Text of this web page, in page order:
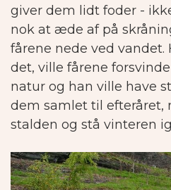
giver dem lidt foder -
nok at æde af på
fårene nede ved vandet.
det, ville fårene
natur og han ville have
dem samlet til efteråret,
stalden og stå vinteren